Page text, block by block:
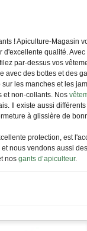
! Apiculture-Magasin
d'excellente qualité.
par-dessus vos
des bottes et des
les manches et les
et non-collants. Nos
Il existe aussi
à glissière de
protection, est
nous vendons aussi des
nos gants d’apiculteur.